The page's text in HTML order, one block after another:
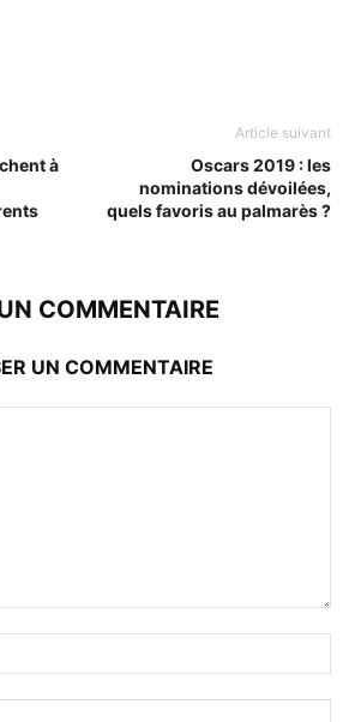
à
Article suivant
Oscars 2019 : les
nominations dévoilées,
quels favoris au palmarès ?
COMMENTAIRE
UN COMMENTAIRE